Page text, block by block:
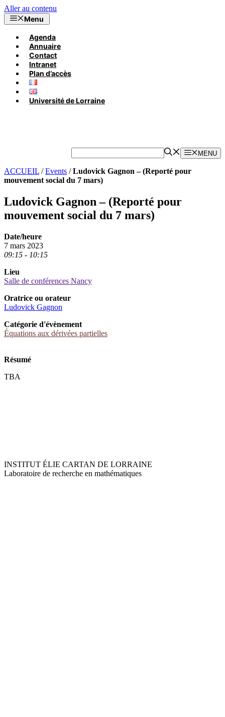
Aller au contenu
Menu
Agenda
Annuaire
Contact
Intranet
Plan d’accès
Université de Lorraine
MENU
ACCUEIL /Events /Ludovick Gagnon – (Reporté pour
mouvement social du 7 mars)
Ludovick Gagnon – (Reporté pour
mouvement social du 7 mars)
Date/heure
7 mars 2023
09:15 - 10:15
Lieu
Salle de conférences Nancy
Oratrice ou orateur
Ludovick Gagnon
Catégorie d'évènement
Équations aux dérivées partielles
Résumé
TBA
INSTITUT ÉLIE CARTAN DE LORRAINE
Laboratoire de recherche en mathématiques